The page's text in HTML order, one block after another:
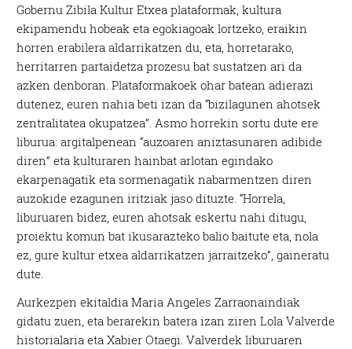
Gobernu Zibila Kultur Etxea plataformak, kultura
ekipamendu hobeak eta egokiagoak lortzeko, eraikin
horren erabilera aldarrikatzen du, eta, horretarako,
herritarren partaidetza prozesu bat sustatzen ari da
azken denboran. Plataformakoek ohar batean adierazi
dutenez, euren nahia beti izan da “bizilagunen ahotsek
zentralitatea okupatzea”. Asmo horrekin sortu dute ere
liburua: argitalpenean “auzoaren aniztasunaren adibide
diren” eta kulturaren hainbat arlotan egindako
ekarpenagatik eta sormenagatik nabarmentzen diren
auzokide ezagunen iritziak jaso dituzte. “Horrela,
liburuaren bidez, euren ahotsak eskertu nahi ditugu,
proiektu komun bat ikusarazteko balio baitute eta, nola
ez, gure kultur etxea aldarrikatzen jarraitzeko”, gaineratu
dute.
Aurkezpen ekitaldia Maria Angeles Zarraonaindiak
gidatu zuen, eta berarekin batera izan ziren Lola Valverde
historialaria eta Xabier Otaegi. Valverdek liburuaren